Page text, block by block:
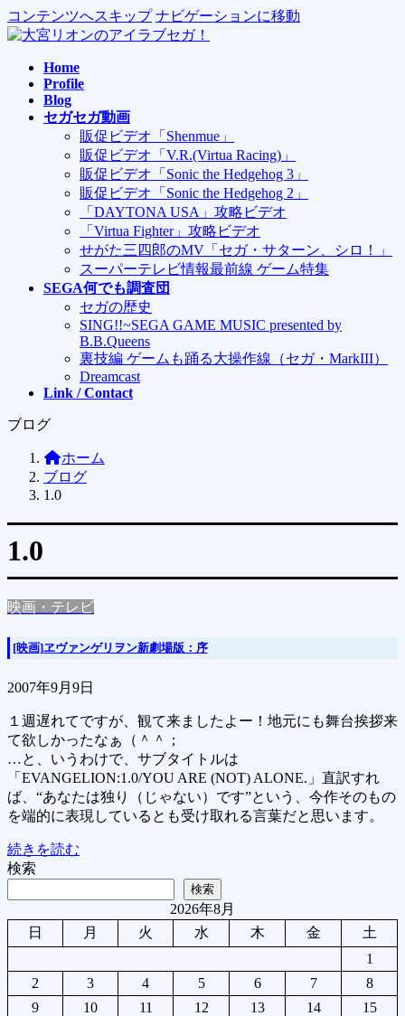
コンテンツへスキップ ナビゲーションに移動
Home
Profile
Blog
セガセガ動画
販促ビデオ「Shenmue」
販促ビデオ「V.R.(Virtua Racing)」
販促ビデオ「Sonic the Hedgehog 3」
販促ビデオ「Sonic the Hedgehog 2」
「DAYTONA USA」攻略ビデオ
「Virtua Fighter」攻略ビデオ
せがた三四郎のMV「セガ・サターン、シロ！」
スーパーテレビ情報最前線 ゲーム特集
SEGA何でも調査団
セガの歴史
SING!!~SEGA GAME MUSIC presented by
B.B.Queens
裏技編 ゲームも踊る大操作線（セガ・MarkIII）
Dreamcast
Link / Contact
ブログ
ホーム
ブログ
1.0
1.0
映画・テレビ
[映画]ヱヴァンゲリヲン新劇場版：序
2007年9月9日
１週遅れてですが、観て来ましたよー！地元にも舞台挨拶来
て欲しかったなぁ（＾＾；
…と、いうわけで、サブタイトルは
「EVANGELION:1.0/YOU ARE (NOT) ALONE.」直訳すれ
ば、“あなたは独り（じゃない）です”という、今作そのもの
を端的に表現しているとも受け取れる言葉だと思います。
続きを読む
検索
検索
2026年8月
日
月 火 水 木 金
土
1
2
3 4 5 6 7
8
9
10 11 12 13 14
15